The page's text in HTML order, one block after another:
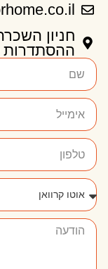
חניון
ההסתדרות 220